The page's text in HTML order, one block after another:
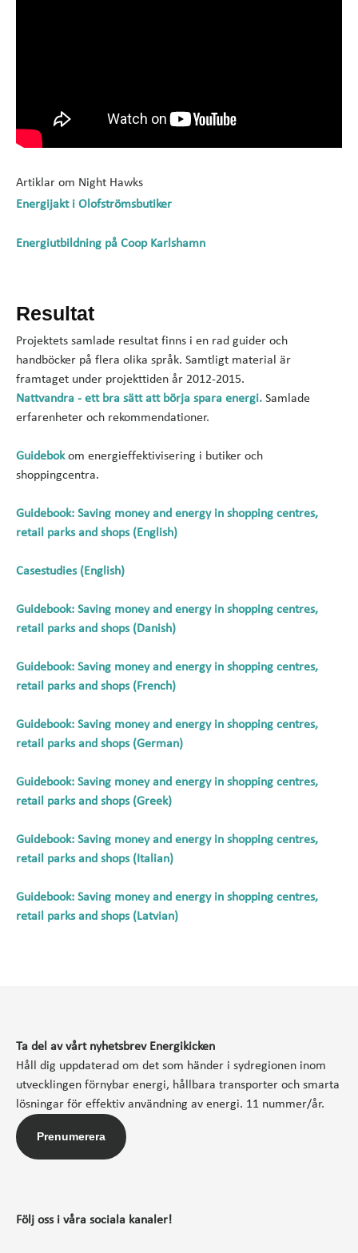
Artiklar om Night Hawks
Energijakt i Olofströmsbutiker
Energiutbildning på Coop Karlshamn
Resultat
Projektets samlade resultat finns i en rad guider och
handböcker på flera olika språk. Samtligt material är
framtaget under projekttiden år 2012-2015.
Nattvandra - ett bra sätt att börja spara energi. Samlade
erfarenheter och rekommendationer.
Guidebokom energieffektivisering i butiker och
shoppingcentra.
Guidebook: Saving money and energy in shopping centres,
retail parks and shops (English)
Casestudies (English)
Guidebook: Saving money and energy in shopping centres,
retail parks and shops (Danish)
Guidebook: Saving money and energy in shopping centres,
retail parks and shops (French)
Guidebook: Saving money and energy in shopping centres,
retail parks and shops (German)
Guidebook: Saving money and energy in shopping centres,
retail parks and shops (Greek)
Guidebook: Saving money and energy in shopping centres,
retail parks and shops (Italian)
Guidebook: Saving money and energy in shopping centres,
retail parks and shops (Latvian)
Ta del av vårt nyhetsbrev Energikicken
Håll dig uppdaterad om det som händer i sydregionen inom
utvecklingen förnybar energi, hållbara transporter och smarta
lösningar för effektiv användning av energi. 11 nummer/år.
Prenumerera
Följ oss i våra sociala kanaler!